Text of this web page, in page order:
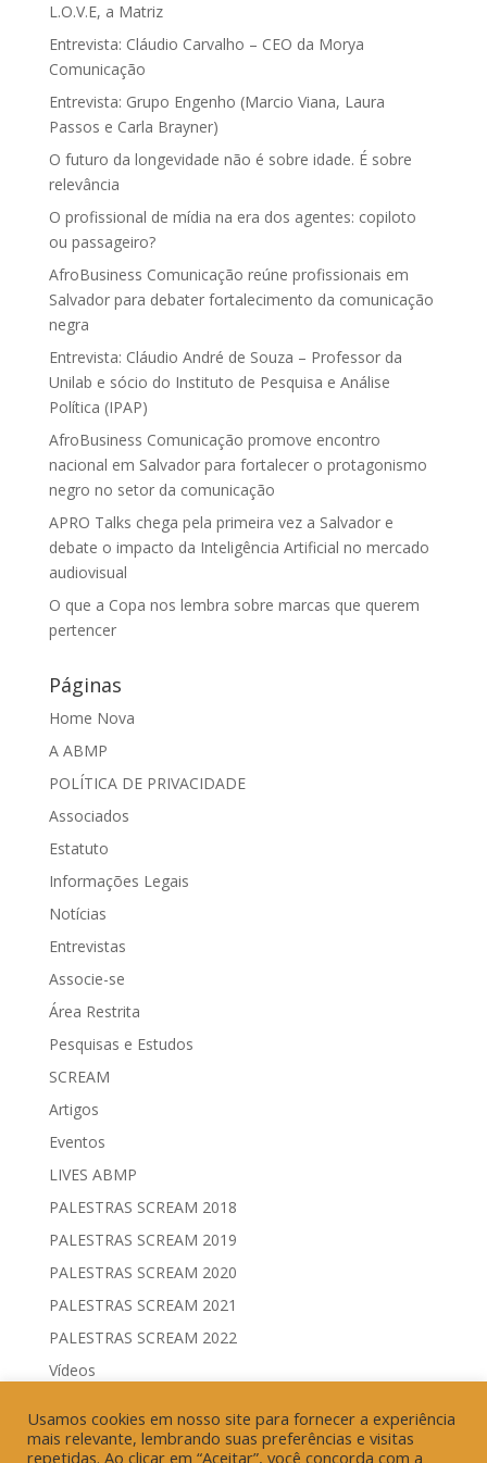
L.O.V.E, a Matriz
Entrevista: Cláudio Carvalho – CEO da Morya
Comunicação
Entrevista: Grupo Engenho (Marcio Viana, Laura
Passos e Carla Brayner)
O futuro da longevidade não é sobre idade. É sobre
relevância
O profissional de mídia na era dos agentes: copiloto
ou passageiro?
AfroBusiness Comunicação reúne profissionais em
Salvador para debater fortalecimento da comunicação
negra
Entrevista: Cláudio André de Souza – Professor da
Unilab e sócio do Instituto de Pesquisa e Análise
Política (IPAP)
AfroBusiness Comunicação promove encontro
nacional em Salvador para fortalecer o protagonismo
negro no setor da comunicação
APRO Talks chega pela primeira vez a Salvador e
debate o impacto da Inteligência Artificial no mercado
audiovisual
O que a Copa nos lembra sobre marcas que querem
pertencer
Páginas
Home Nova
A ABMP
POLÍTICA DE PRIVACIDADE
Associados
Estatuto
Informações Legais
Notícias
Entrevistas
Associe-se
Área Restrita
Pesquisas e Estudos
SCREAM
Artigos
Eventos
LIVES ABMP
PALESTRAS SCREAM 2018
PALESTRAS SCREAM 2019
PALESTRAS SCREAM 2020
PALESTRAS SCREAM 2021
PALESTRAS SCREAM 2022
Vídeos
Geração de Resultados & Eficiência Publicitária
Usamos cookies em nosso site para fornecer a experiência
mais relevante, lembrando suas preferências e visitas
repetidas. Ao clicar em “Aceitar”, você concorda com a